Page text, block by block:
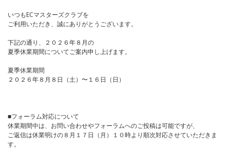
いつもECマスターズクラブを
ご利用いただき、誠にありがとうございます。
下記の通り、２０２６年８月の
夏季休業期間についてご案内申し上げます。
夏季休業期間
２０２６年８月８日（土）〜１６日（日）
■フォーラム対応について
休業期間中は、お問い合わせやフォーラムへのご投稿は可能ですが、
ご返信は休業明けの８月１７日（月）１０時より順次対応させていただきま
す。